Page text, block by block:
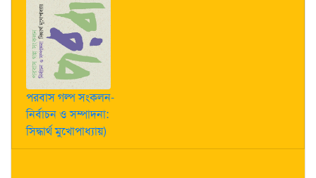
পরবাস গল্প সংকলন-
নির্বাচন ও সম্পাদনা:
সিদ্ধার্থ মুখোপাধ্যায়)